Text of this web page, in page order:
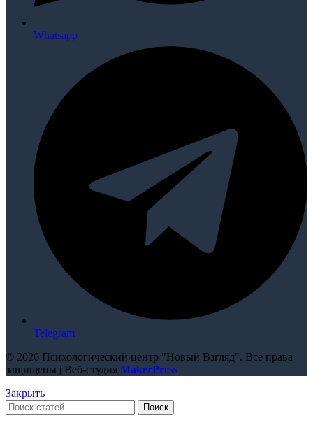
Whatsapp
Telegram
© 2026 Психологический центр "Новый Взгляд". Все права
защищены | Веб-студия MakerPress
Закрыть
Поиск